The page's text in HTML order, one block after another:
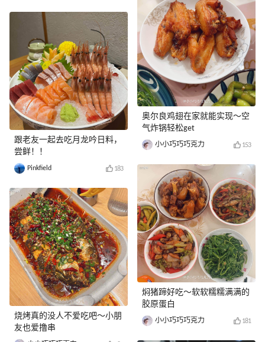
跟老友一起去吃月龙吟日料，
尝鲜！！
Pinkfield 183
烧烤真的没人不爱吃吧～小朋
友也爱撸串
奥尔良鸡翅在家就能实现～空
气炸锅轻松get
小小巧巧巧克力 153
焖猪蹄好吃～软软糯糯满满的
胶原蛋白
小小巧巧巧克力 181